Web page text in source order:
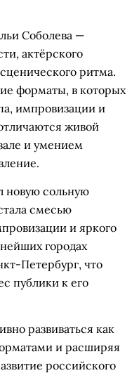
Соболева —
актёрского
ритма.
форматы, в которых
импровизации и
живой
и умением
новую сольную
смесью
и яркого
городах
Петербург, что
публики к его
развиваться как
и расширяя
российского